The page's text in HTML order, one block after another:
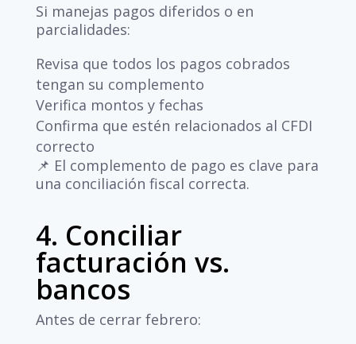
Si manejas pagos diferidos o en
parcialidades:
Revisa que todos los pagos cobrados
tengan su complemento
Verifica montos y fechas
Confirma que estén relacionados al CFDI
correcto
📌 El complemento de pago es clave para
una conciliación fiscal correcta.
4. Conciliar
facturación vs.
bancos
Antes de cerrar febrero: